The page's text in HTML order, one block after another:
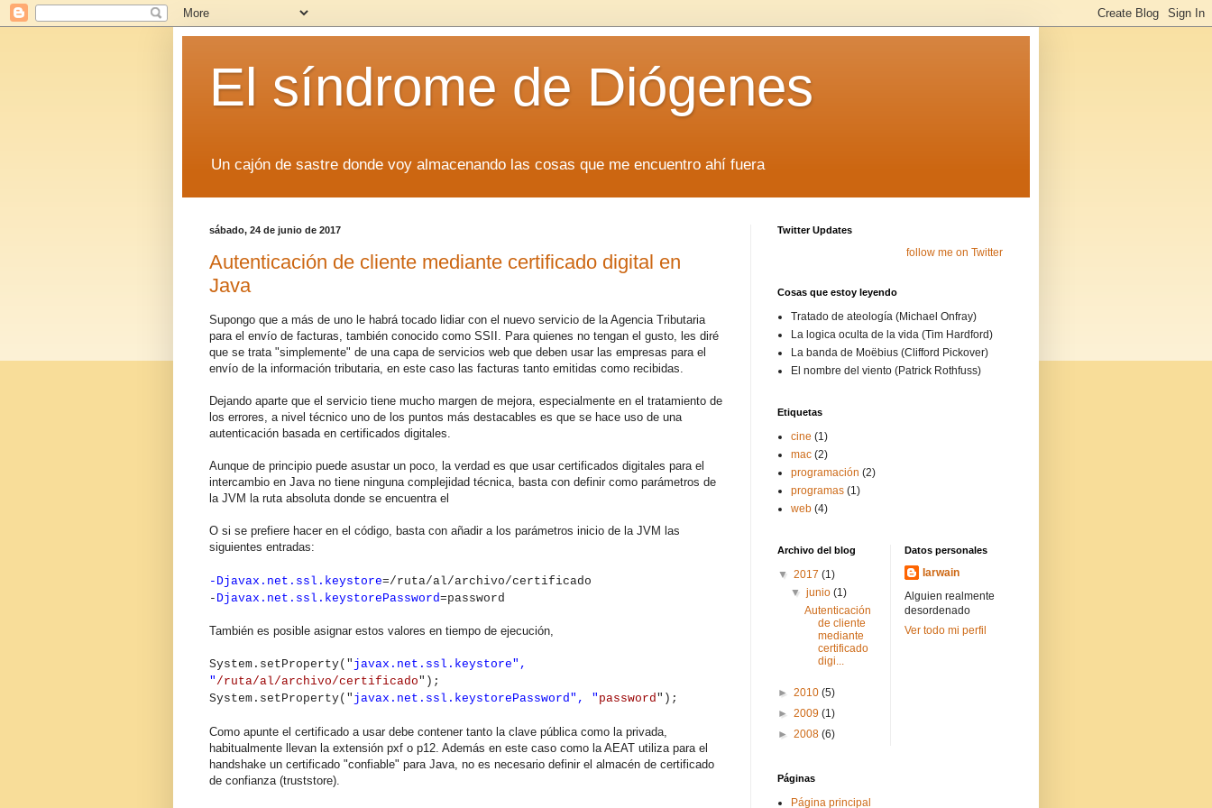
El síndrome de Diógenes
Un cajón de sastre donde voy almacenando las cosas que me encuentro ahí fuera
sábado, 24 de junio de 2017
Autenticación de cliente mediante certificado digital en
Java
Supongo que a más de uno le habrá tocado lidiar con el nuevo servicio de la Agencia Tributaria
para el envío de facturas, también conocido como SSII. Para quienes no tengan el gusto, les diré
que se trata "simplemente" de una capa de servicios web que deben usar las empresas para el
envío de la información tributaria, en este caso las facturas tanto emitidas como recibidas.
Dejando aparte que el servicio tiene mucho margen de mejora, especialmente en el tratamiento de
los errores, a nivel técnico uno de los puntos más destacables es que se hace uso de una
autenticación basada en certificados digitales.
Aunque de principio puede asustar un poco, la verdad es que usar certificados digitales para el
intercambio en Java no tiene ninguna complejidad técnica, basta con definir como parámetros de
la JVM la ruta absoluta donde se encuentra el
O si se prefiere hacer en el código, basta con añadir a los parámetros inicio de la JVM las
siguientes entradas:
-Djavax.net.ssl.keystore=/ruta/al/archivo/certificado
- Djavax.net.ssl.keystorePassword=password
También es posible asignar estos valores en tiempo de ejecución,
System.setProperty(" javax.net.ssl.keystore",
" /ruta/al/archivo/certificado");
System.setProperty(" javax.net.ssl.keystorePassword", " password");
Como apunte el certificado a usar debe contener tanto la clave pública como la privada,
habitualmente llevan la extensión pxf o p12. Además en este caso como la AEAT utiliza para el
handshake un certificado "confiable" para Java, no es necesario definir el almacén de certificado
de confianza (truststore).
Twitter Updates
follow me on Twitter
Cosas que estoy leyendo
Tratado de ateología (Michael Onfray)
La logica oculta de la vida (Tim Hardford)
La banda de Moëbius (Clifford Pickover)
El nombre del viento (Patrick Rothfuss)
Etiquetas
cine (1)
mac (2)
programación (2)
programas (1)
web (4)
Archivo del blog
▼ 2017 (1)
▼junio(1)
Autenticación
de cliente
mediante
certificado
digi...
► 2010 (5)
► 2009 (1)
► 2008 (6)
Datos personales
Iarwain
Alguien realmente
desordenado
Ver todo mi perfil
Páginas
Página principal